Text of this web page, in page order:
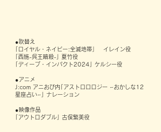
●吹替え
｢ロイヤル・ネイビー:全滅地帯」 イレイン役
｢西施-呉王暗殺-｣ 夏竹役
｢ディープ・インパクト2024｣ ケルシー役
●アニメ
J:com アニおび内｢アストロロロジー ~おかしな12
星座占い~｣ ナレーション
●映像作品
｢アウトロダブル｣ 古俣繁美役